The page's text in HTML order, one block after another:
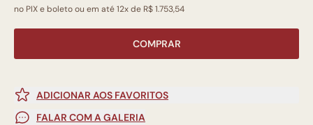
no PIX e boleto ou em até 12x de R$ 1.753,54
COMPRAR
ADICIONAR AOS FAVORITOS
FALAR COM A GALERIA